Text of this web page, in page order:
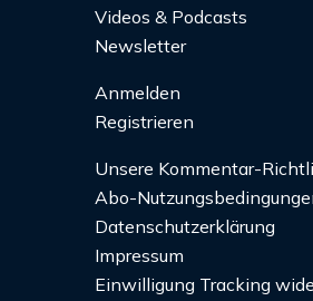
Videos & Podcasts
Newsletter
Anmelden
Registrieren
Unsere Kommentar-
Abo-
Datenschutzerklärung
Impressum
Einwilligung Tracking